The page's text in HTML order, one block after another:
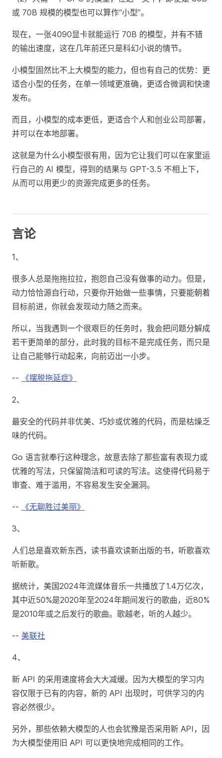
或 70B 规模的模型也可以算作“小型”。
现在，一张4090显卡就能运行 70B 的模型，并有不错
的输出速度，这在几年前还只是科幻小说的情节。
小模型固然比不上大模型的能力，但也有自己的优势：更
适合小型的任务，在单一领域更准确，更适合微调和快速
发布。
而且，小模型的成本更低，更适合个人和创业公司部署，
并可以在本地部署。
这就是为什么小模型很有用，因为它让我们可以在家里运
行自己的 AI 模型，得到的结果与 GPT-3.5 不相上下，
从而可以用更少的资源完成更多的任务。
言论
1、
很多人总是拖拖拉拉，抱怨自己没有做事的动力。但是，
动力恰恰源自行动，只要你开始做一些事情，只要能朝着
目标前进，你就会发现动力随之而来。
所以，当我遇到一个很艰巨的任务时，我会把问题分解成
若干更简单的部分，此时我的目标不是完成任务，而只是
让自己能够行动起来，向前迈出一小步。
-- 《摆脱拖延症》
2、
最安全的代码并非优美、巧妙或优雅的代码，而是枯燥乏
味的代码。
Go 语言就奉行这种理念，故意去除了那些富有表现力或
优雅的写法，只保留简洁和可读的写法。这使得代码易于
审查、难于滥用，不容易发生安全漏洞。
-- 《无聊胜过美丽》
3、
人们总是喜欢新东西，读书喜欢读新出版的书，听歌喜欢
听新歌。
据统计，美国2024年流媒体音乐一共播放了1.4万亿次，
其中近50%是2020年至2024年期间发行的歌曲，近80%
是2010年或之后发行的歌曲。歌越老，听的人越少。
-- 美联社
4、
新 API 的采用速度将会大大减缓。因为大模型的学习内
容仅限于已有的内容，新的 API 出现时，可供学习的内
容必然很少。
另外，那些依赖大模型的人也会犹豫是否采用新 API，因
为大模型使用旧 API 可以更快地完成相同的工作。